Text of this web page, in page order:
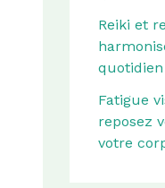
Reiki et
Fatigue
reposez
votre